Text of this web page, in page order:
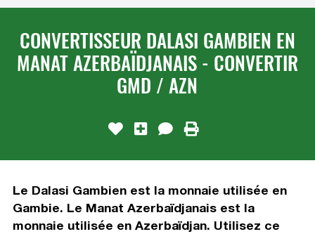
CONVERTISSEUR DALASI GAMBIEN EN
MANAT AZERBAÏDJANAIS - CONVERTIR
GMD / AZN
Le Dalasi Gambien est la monnaie utilisée en
Gambie. Le Manat Azerbaïdjanais est la
monnaie utilisée en Azerbaïdjan. Utilisez ce